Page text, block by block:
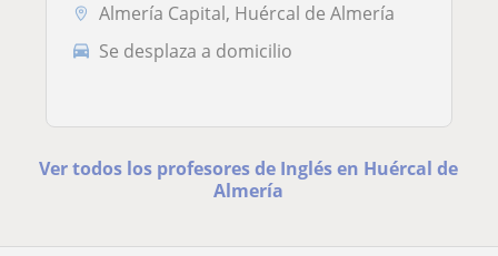
Almería Capital, Huércal de Almería
Se desplaza a domicilio
Ver todos los profesores de Inglés en Huércal de
Almería